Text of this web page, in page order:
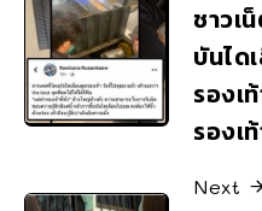
ชาวเ
บันได
รองเ
รองเ
Next